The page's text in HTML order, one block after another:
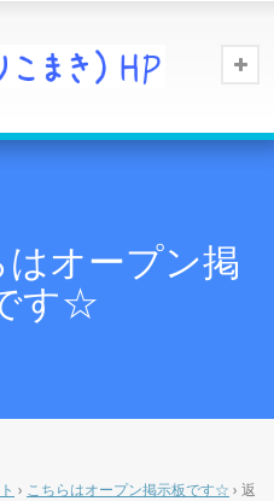
はオープン掲
す☆
› こちらはオープン掲示板です☆ › 返